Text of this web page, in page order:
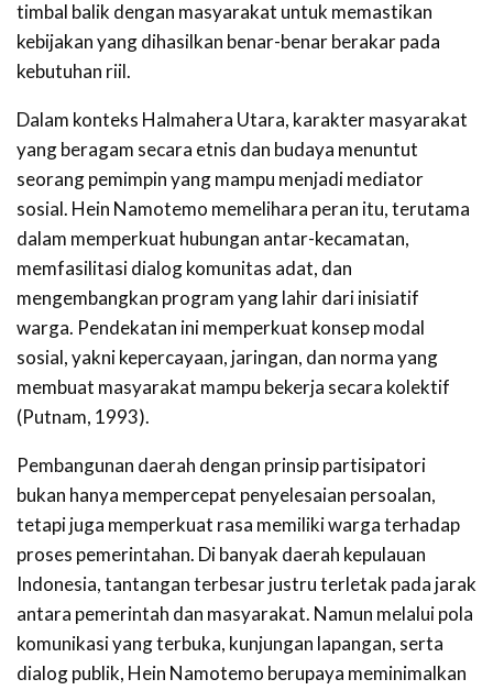
timbal balik dengan masyarakat untuk memastikan
kebijakan yang dihasilkan benar-benar berakar pada
kebutuhan riil.
Dalam konteks Halmahera Utara, karakter masyarakat
yang beragam secara etnis dan budaya menuntut
seorang pemimpin yang mampu menjadi mediator
sosial. Hein Namotemo memelihara peran itu, terutama
dalam memperkuat hubungan antar-kecamatan,
memfasilitasi dialog komunitas adat, dan
mengembangkan program yang lahir dari inisiatif
warga. Pendekatan ini memperkuat konsep modal
sosial, yakni kepercayaan, jaringan, dan norma yang
membuat masyarakat mampu bekerja secara kolektif
(Putnam, 1993).
Pembangunan daerah dengan prinsip partisipatori
bukan hanya mempercepat penyelesaian persoalan,
tetapi juga memperkuat rasa memiliki warga terhadap
proses pemerintahan. Di banyak daerah kepulauan
Indonesia, tantangan terbesar justru terletak pada jarak
antara pemerintah dan masyarakat. Namun melalui pola
komunikasi yang terbuka, kunjungan lapangan, serta
dialog publik, Hein Namotemo berupaya meminimalkan